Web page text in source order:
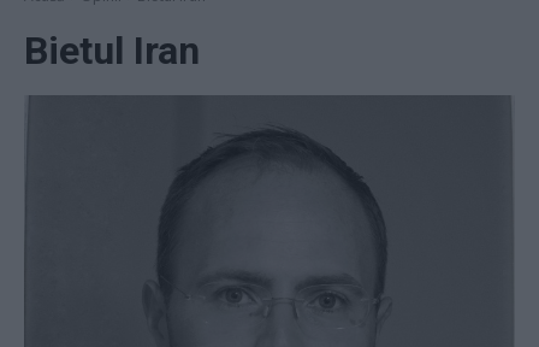
Bietul Iran